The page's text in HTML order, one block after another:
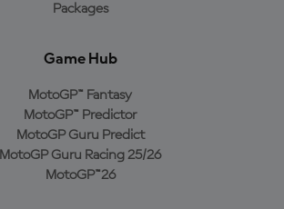
Packages
Game Hub
MotoGP™ Fantasy
MotoGP™ Predictor
MotoGP Guru Predict
MotoGP Guru Racing 25/26
MotoGP™26